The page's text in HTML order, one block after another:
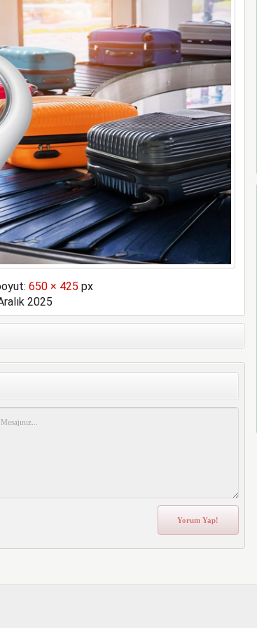
alıyor
650 × 425 px
2025